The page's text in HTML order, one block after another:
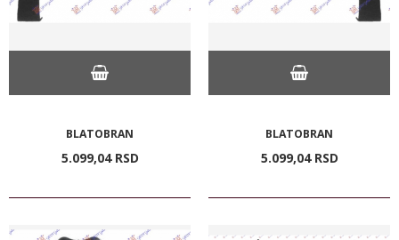
BLATOBRAN
5.099,04 RSD
BLATOBRAN
5.099,04 RSD